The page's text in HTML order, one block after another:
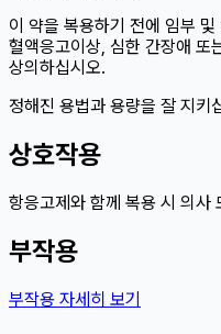
이 약을 복용하기 전에 임부
혈액응고이상, 심한 간장애 또
상의하십시오.
정해진 용법과 용량을 잘 지키
상호작용
항응고제와 함께 복용 시 의사
부작용
부작용 자세히 보기